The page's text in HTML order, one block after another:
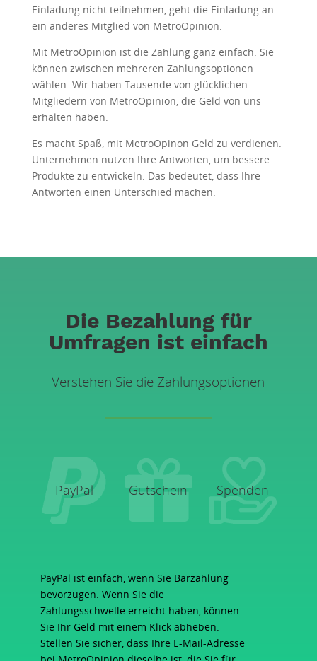
Einladung nicht teilnehmen, geht die Einladung an
ein anderes Mitglied von MetroOpinion.
Mit MetroOpinion ist die Zahlung ganz einfach. Sie
können zwischen mehreren Zahlungsoptionen
wählen. Wir haben Tausende von glücklichen
Mitgliedern von MetroOpinion, die Geld von uns
erhalten haben.
Es macht Spaß, mit MetroOpinon Geld zu verdienen.
Unternehmen nutzen Ihre Antworten, um bessere
Produkte zu entwickeln. Das bedeutet, dass Ihre
Antworten einen Unterschied machen.
Die Bezahlung für
Umfragen ist einfach
Verstehen Sie die Zahlungsoptionen
PayPal Gutschein Spenden
PayPal ist einfach, wenn Sie Barzahlung
bevorzugen. Wenn Sie die
Zahlungsschwelle erreicht haben, können
Sie Ihr Geld mit einem Klick abheben.
Stellen Sie sicher, dass Ihre E-Mail-Adresse